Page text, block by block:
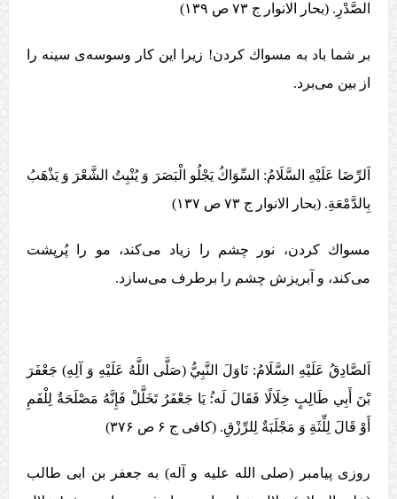
الصَّدْرِ. (بحار الانوار ج ۷۳ ص ۱۳۹)
بر شما باد به مسواك كردن! زيرا اين كار وسوسه‌ی سينه را
از بين می‌برد.
اَلرِّضَا عَلَيْهِ السَّلَامُ: السِّوَاكُ يَجْلُو الْبَصَرَ وَ يُنْبِتُ الشَّعْرَ وَ يَذْهَبُ
بِالدَّمْعَةِ. (بحار الانوار ج ۷۳ ص ۱۳۷)
مسواك كردن، نور چشم را زياد می‌كند، مو را پُرپشت
می‌كند، و آبريزش چشم را برطرف می‌سازد.
اَلصَّادِقُ عَلَيْهِ السَّلَامُ: نَاوَلَ النَّبِيُّ (صَلَّی اللَّهُ عَلَيْهِ وَ آلِهِ) جَعْفَرَ
بْنَ أَبِي طَالِبٍ خِلَالًا فَقَالَ لَه:ُ يَا جَعْفَرُ تَخَلَّلْ فَإِنَّهُ مَصْلَحَةٌ لِلْفَمِ
أَوْ قَالَ لِلِّثَةِ وَ مَجْلَبَةٌ لِلرِّزْقِ. (کافی ج ۶ ص ۳۷۶)
روزی پیامبر (صلی الله علیه و آله) به جعفر بن ابی طالب